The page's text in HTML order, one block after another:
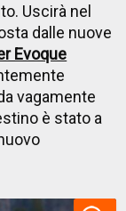
Uscirà nel
dalle nuove
Evoque
vagamente
è stato a